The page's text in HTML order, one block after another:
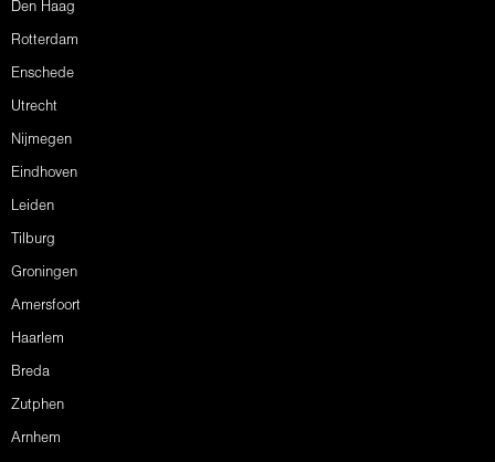
Den Haag
Rotterdam
Enschede
Utrecht
Nijmegen
Eindhoven
Leiden
Tilburg
Groningen
Amersfoort
Haarlem
Breda
Zutphen
Arnhem